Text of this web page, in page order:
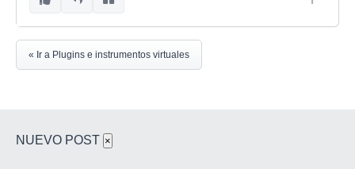
« Ir a Plugins e instrumentos virtuales
NUEVO POST ×